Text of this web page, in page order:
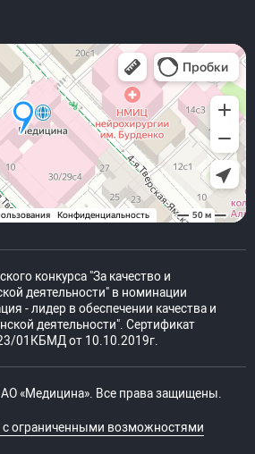
конкурса "За качество и
деятельности" в номинации
- лидер в обеспечении качества и
деятельности". Сертификат
01КБМД от 10.10.2019г.
«Медицина». Все права защищены.
ограниченными возможностями